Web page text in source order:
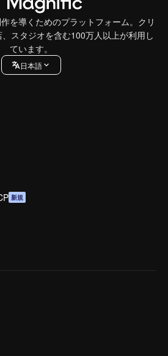
を導くためのプラットフォーム。クリ
スタジオを含む100万人以上が利用し
ています。
日本語
新規